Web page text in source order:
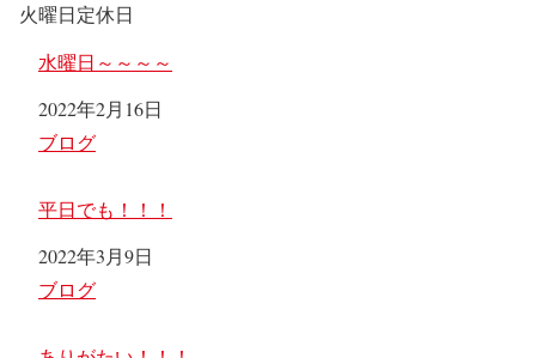
火曜日定休日
水曜日～～～～
日付
2022年2月16日
関連理由
ブログ
平日でも！！！
日付
2022年3月9日
関連理由
ブログ